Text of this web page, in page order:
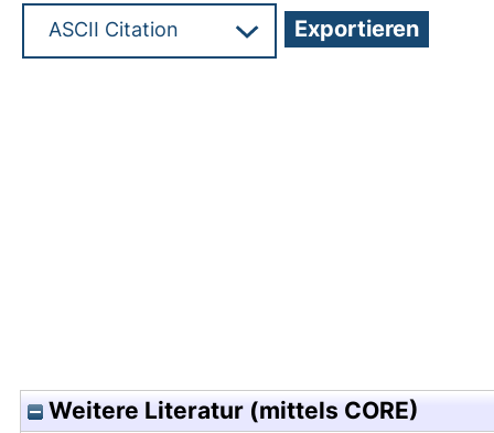
Weitere Literatur (mittels CORE)